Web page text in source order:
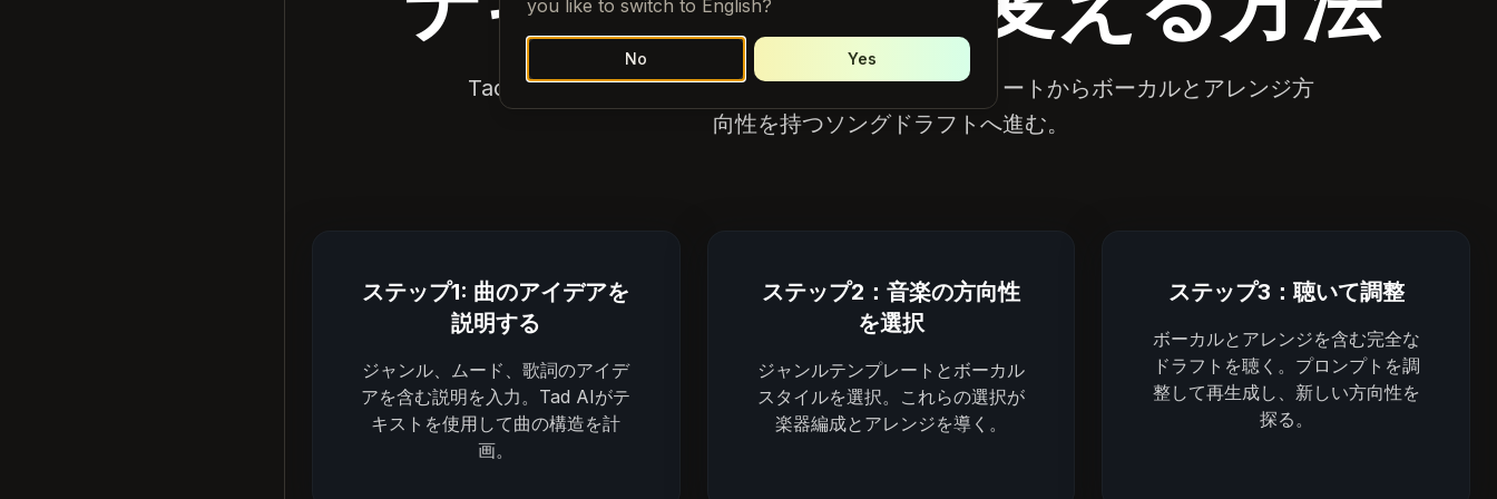
Tad AIを使用して、歌詞、フックライン、ジャンルノートからボーカルとアレンジ方
向性を持つソングドラフトへ進む。
ステップ1: 曲のアイデアを
説明する
ジャンル、ムード、歌詞のアイデ
アを含む説明を入力。Tad AIがテ
キストを使用して曲の構造を計
画。
ステップ2：音楽の方向性
を選択
ジャンルテンプレートとボーカル
スタイルを選択。これらの選択が
楽器編成とアレンジを導く。
ステップ3：聴いて調整
ボーカルとアレンジを含む完全な
ドラフトを聴く。プロンプトを調
整して再生成し、新しい方向性を
探る。
you like to switch to English?
No Yes